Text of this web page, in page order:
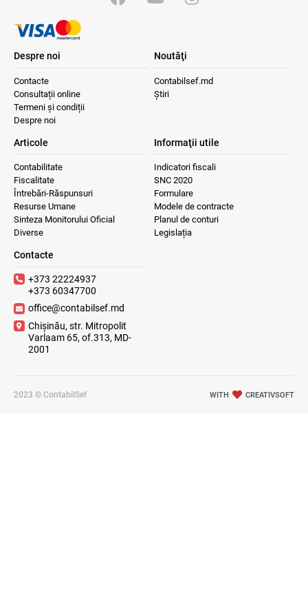
Despre noi
Contacte
Consultații online
Termeni și condiții
Despre noi
Noutăţi
Contabilsef.md
Știri
Articole
Contabilitate
Fiscalitate
Întrebări-Răspunsuri
Resurse Umane
Sinteza Monitorului Oficial
Diverse
Informaţii utile
Indicatori fiscali
SNC 2020
Formulare
Modele de contracte
Planul de conturi
Legislația
Contacte
+373 22224937
+373 60347700
office@contabilsef.md
Chișinău, str. Mitropolit
Varlaam 65, of.313, MD-
2001
2023 © ContabilSef WITH CREATIVSOFT